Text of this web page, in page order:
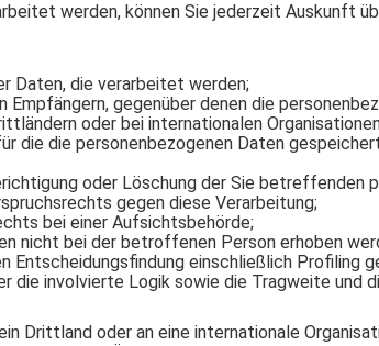
werden, können Sie jederzeit Auskunft
Daten, die verarbeitet werden;
Empfängern, gegenüber denen die
oder bei internationalen
die die personenbezogenen Daten
oder Löschung der Sie betreffenden
gegen diese Verarbeitung;
bei einer Aufsichtsbehörde;
nicht bei der betroffenen Person erhoben
Entscheidungsfindung einschließlich Profiling
die involvierte Logik sowie die Tragweite und
Drittland oder an eine internationale